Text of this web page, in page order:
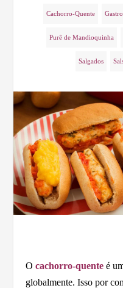
Cachorro-Quente
Purê de Mandioquinha
Salgados
Ocachorro-quente é
globalmente. Isso por